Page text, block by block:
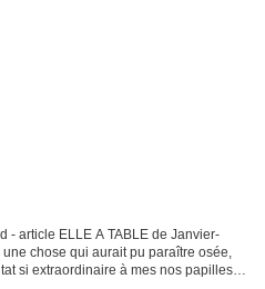
- article ELLE A TABLE de Janvier-
chose qui aurait pu paraître osée,
si extraordinaire à mes nos papilles